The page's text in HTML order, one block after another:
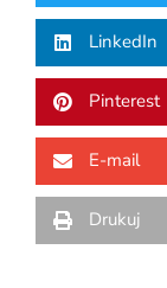
LinkedIn
Pinterest
E-mail
Drukuj